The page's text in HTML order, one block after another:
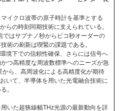
イクロ波帯の原子時計を基準とする
らの時刻同期技術に支えられている。
ではサブナノ秒からピコ秒オーダーの
術の刷新は喫緊の課題である。
境下での信頼性確保、さらには信号へ
つ高精度な周波数標準へのニーズが急
ら、高周波化による高精度化が期待
いて、半導体を用いた光電融合技術に
。
いた超狭線幅THz光源の最新動向を詳